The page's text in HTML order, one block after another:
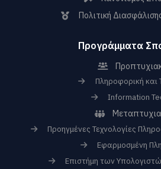
Πολιτική
Προγράμματα
Πληροφορική και
Information
Προηγμένες Τεχνολογίες
Εφαρμοσμένη
Επιστήμη των